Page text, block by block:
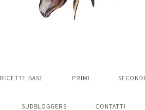
RICETTE BASE PRIMI SECONDI
SUDBLOGGERS CONTATTI